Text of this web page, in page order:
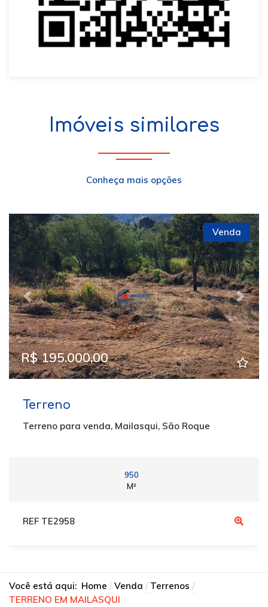
Imóveis similares
Conheça mais opções
Previous Next
Venda
R$ 195.000,00
Terreno
Terreno para venda, Mailasqui, São Roque
950
M²
REF TE2958
Você está aqui: Home Venda
Terrenos
TERRENO EM MAILASQUI